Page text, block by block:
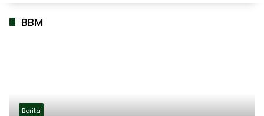
BBM
Berita